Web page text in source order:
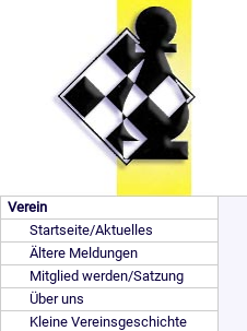
Verein
Startseite/Aktuelles
Ältere Meldungen
Mitglied werden/Satzung
Über uns
Kleine Vereinsgeschichte